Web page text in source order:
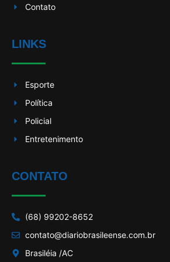
Contato
LINKS
Esporte
Política
Policial
Entretenimento
CONTATO
(68) 99202-8652
contato@diariobrasileense.com.br
Brasiléia /AC